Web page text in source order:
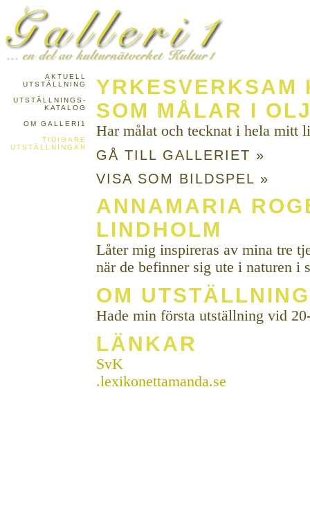
AKTUELL
UTSTÄLLNING
UTSTÄLLNINGS-
KATALOG
OM GALLERI1
TIDIGARE
UTSTÄLLNINGAR
YRKESVERKSAM
SOM MÅLAR I
Har målat och tecknat i hela mitt
GÅ TILL GALLERIET »
VISA SOM BILDSPEL »
ANNAMARIA
LINDHOLM
Låter mig inspireras av mina tre
när de befinner sig ute i naturen i
OM
Hade min första utställning vid
LÄNKAR
SvK
.lexikonettamanda.se